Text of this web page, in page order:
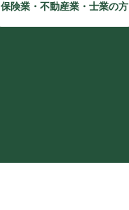
保険業・不動産業・士業の方